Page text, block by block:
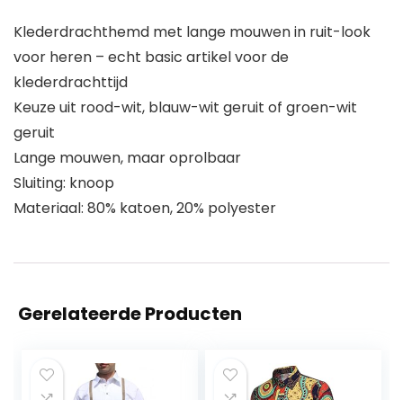
Klederdrachthemd met lange mouwen in ruit-look
voor heren – echt basic artikel voor de
klederdrachttijd
Keuze uit rood-wit, blauw-wit geruit of groen-wit
geruit
Lange mouwen, maar oprolbaar
Sluiting: knoop
Materiaal: 80% katoen, 20% polyester
Gerelateerde Producten